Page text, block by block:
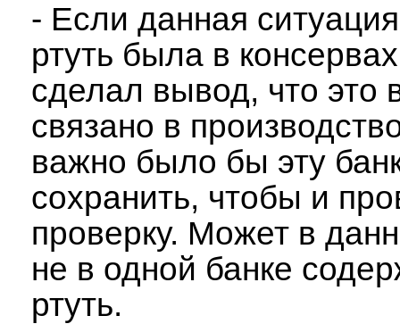
- Если данная
ртуть была в
сделал вывод, что это
связано в
важно было бы эту
сохранить, чтобы и
проверку. Может в
не в одной банке
ртуть.